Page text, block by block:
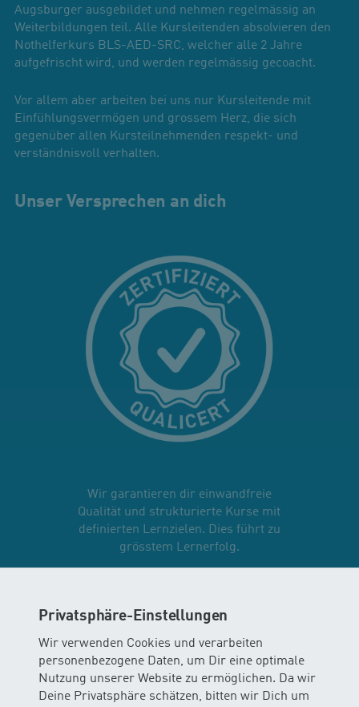
Privatsphäre-Einstellungen
Wir verwenden Cookies und verarbeiten
personenbezogene Daten, um Dir eine optimale
Nutzung unserer Website zu ermöglichen. Da wir
Deine Privatsphäre schätzen, bitten wir Dich um
Augsburger ausgebildet und nehmen regelmässig an
Weiterbildungen teil. Alle Kursleitenden absolvieren den
Nothelferkurs BLS-AED-SRC, welcher alle 2 Jahre
aufgefrischt wird, und werden regelmässig gecoacht.
Vor allem aber arbeiten bei uns nur Kursleitende mit
Einfühlungsvermögen und grossem Herz, die sich
gegenüber allen Kursteilnehmenden respekt- und
verständnisvoll verhalten.
Unser Versprechen an dich
Wir garantieren dir einwandfreie
Qualität und strukturierte Kurse mit
definierten Lernzielen. Dies führt zu
grösstem Lernerfolg.